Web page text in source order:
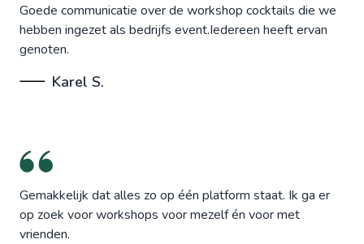
Goede communicatie over de workshop cocktails die we
hebben ingezet als bedrijfs event.Iedereen heeft ervan
genoten.
Karel S.
Gemakkelijk dat alles zo op één platform staat. Ik ga er
op zoek voor workshops voor mezelf én voor met
vrienden.